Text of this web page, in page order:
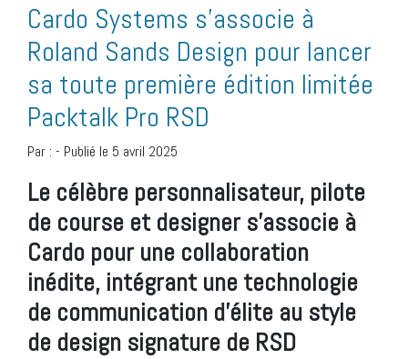
Cardo Systems s’associe à
Roland Sands Design pour lancer
sa toute première édition limitée
Packtalk Pro RSD
Par : - Publié le 5 avril 2025
Le célèbre personnalisateur, pilote
de course et designer s’associe à
Cardo pour une collaboration
inédite, intégrant une technologie
de communication d’élite au style
de design signature de RSD